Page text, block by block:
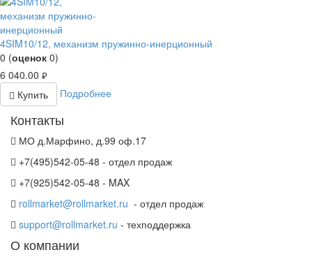
4SIM10/12, механизм пружинно-инерционный
0 (оценок 0)
6 040.00 руб.
Купить Подробнее
Контакты
МО д.Марфино, д.99 оф.17
+7(495)542-05-48 - отдел продаж
+7(925)542-05-48 - MAX
rollmarket@rollmarket.ru - отдел продаж
support@rollmarket.ru - техподдержка
О компании